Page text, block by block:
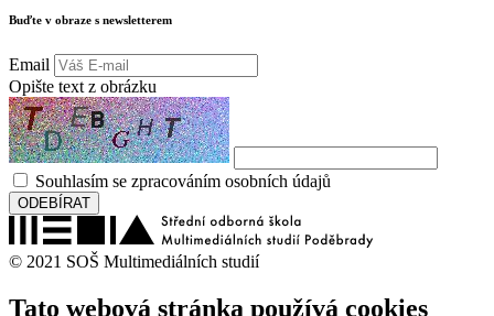
Buďte v obraze s newsletterem
Email
Opište text z obrázku
Souhlasím se zpracováním osobních údajů
ODEBÍRAT
© 2021 SOŠ Multimediálních studií
Tato webová stránka používá cookies